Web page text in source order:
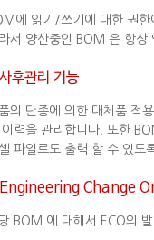
에 읽기/쓰기에 대한 권한
서 양산중인 BOM 은 항상
후관리 기능
의 단종에 의한 대체품 적
이력을 관리합니다. 또한
파일로도 출력 할 수 있도
Change
BOM 에 대해서 ECO의